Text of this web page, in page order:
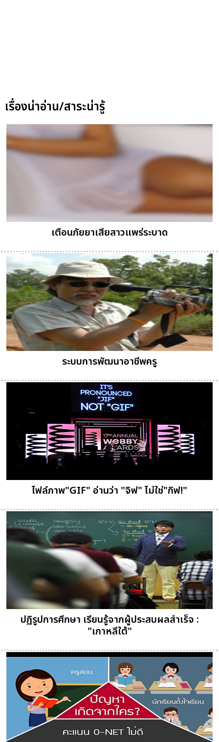
เรื่องน่าอ่าน/สาระน่ารู้
เตือนภัยยาเสียสาวแพร่ระบาด
ระบบการพัฒนาอาชีพครู
ไฟล์ภาพ"GIF" อ่านว่า "จิฟ" ไม่ใช่"กิฟ!"
ปฏิรูปการศึกษา เรียนรู้จากผู้ประสบผลสำเร็จ :
"เกาหลีใต้"